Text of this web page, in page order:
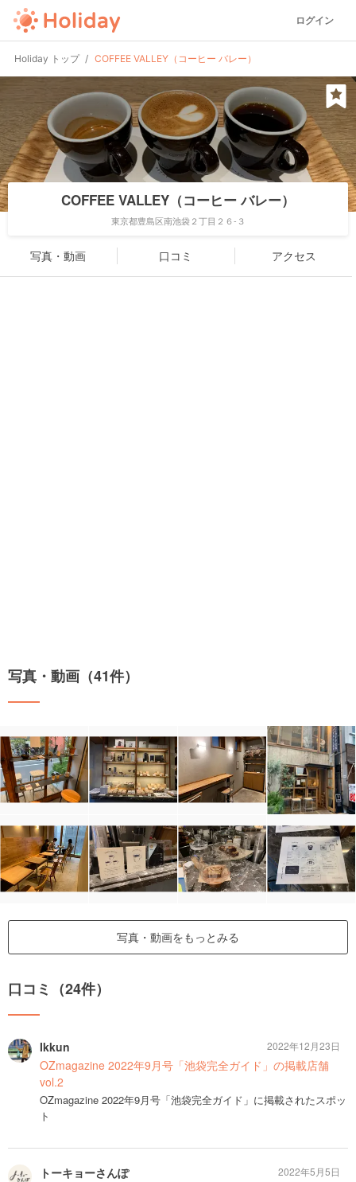
ログイン
Holiday トップ COFFEE VALLEY（コーヒー バレー）
COFFEE VALLEY（コーヒー バレー）
東京都豊島区南池袋２丁目２６-３
写真・動画 口コミ アクセス
写真・動画（41件）
写真・動画をもっとみる
口コミ（24件）
Ikkun
OZmagazine 2022年9月号「池袋完全ガイド」の掲載店舗
vol.2
OZmagazine 2022年9月号「池袋完全ガイド」に掲載されたスポッ
ト
2022年12月23日
トーキョーさんぽ
2022年5月5日